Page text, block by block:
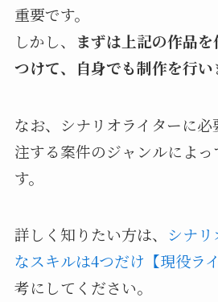
重要です。
しかし、
まずは上記の作品
つけて、自身でも制作を行い
なお、シナリオライターに
注する案件のジャンルによ
す。
詳しく知りたい方は、 シナ
なスキルは4つだけ【現役ラ
考にしてください。